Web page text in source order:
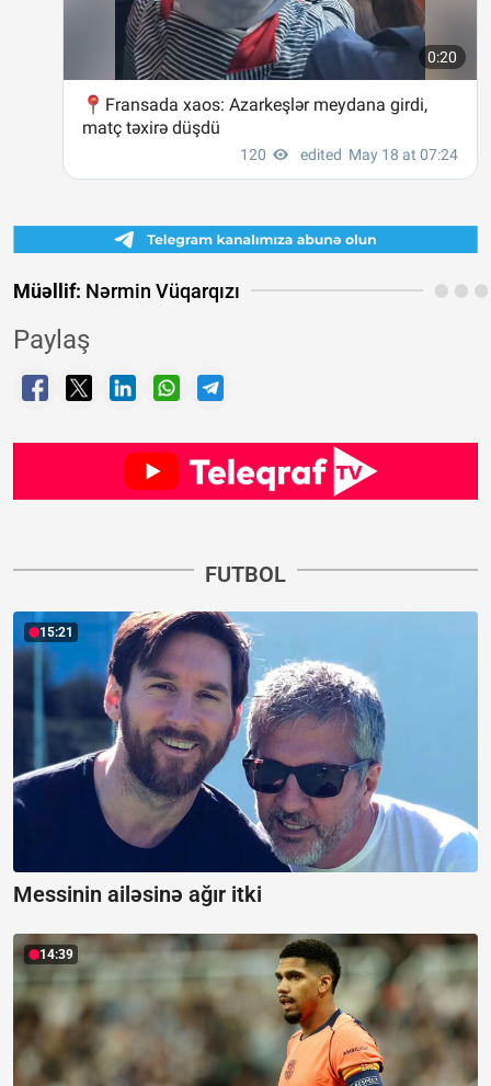
Müəllif: Nərmin Vüqarqızı
Paylaş
FUTBOL
15:21
Messinin ailəsinə ağır itki
14:39